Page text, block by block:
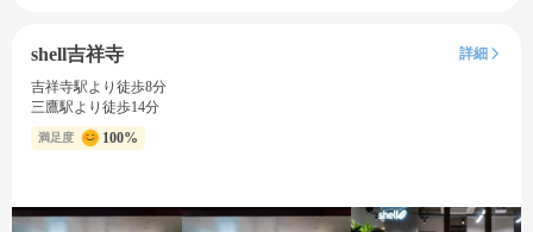
shell吉祥寺
詳細
吉祥寺駅より徒歩8分
三鷹駅より徒歩14分
満足度 100%